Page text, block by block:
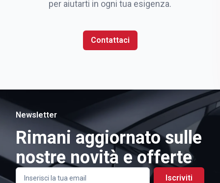
per aiutarti in ogni tua esigenza.
Contattaci
Newsletter
Rimani aggiornato sulle
nostre novità e offerte
Iscriviti